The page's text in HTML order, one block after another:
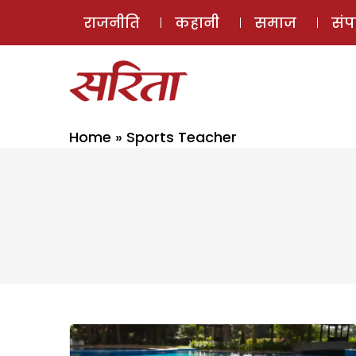
राजनीति कहानी समाज
Home » Sports Teacher